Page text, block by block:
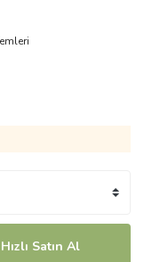
Hızlı Satın Al